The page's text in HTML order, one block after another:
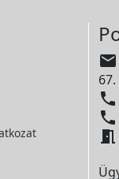

67.


